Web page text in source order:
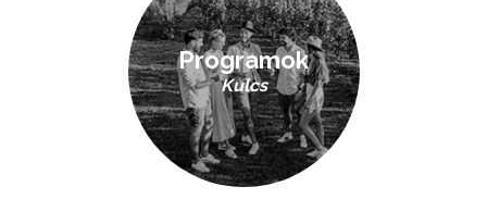
Programok
Kulcs